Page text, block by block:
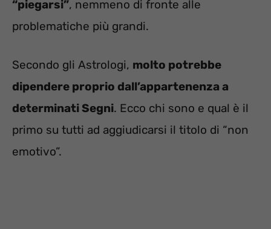
“piegarsi”, nemmeno di fronte alle
problematiche più grandi.
Secondo gli Astrologi, molto potrebbe
dipendere proprio dall’appartenenza a
determinati Segni. Ecco chi sono e qual è il
primo su tutti ad aggiudicarsi il titolo di “non
emotivo”.